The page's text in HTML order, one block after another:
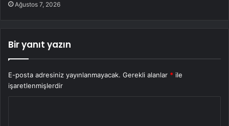
Ağustos 7, 2026
Bir yanıt yazın
E-posta adresiniz yayınlanmayacak. Gerekli alanlar * ile
işaretlenmişlerdir